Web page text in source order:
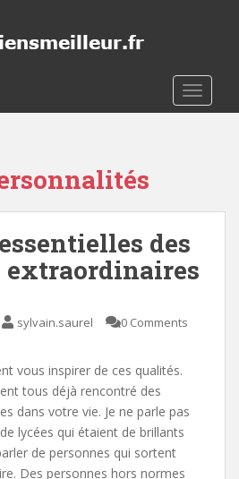
des
extraordinaires
sylvain.saurel 0 Comments
vous inspirer de ces qualités.
tous déjà rencontré des
dans votre vie. Je ne parle pas
lycées qui étaient de brillants
de personnes qui sortent
Des personnes hors normes